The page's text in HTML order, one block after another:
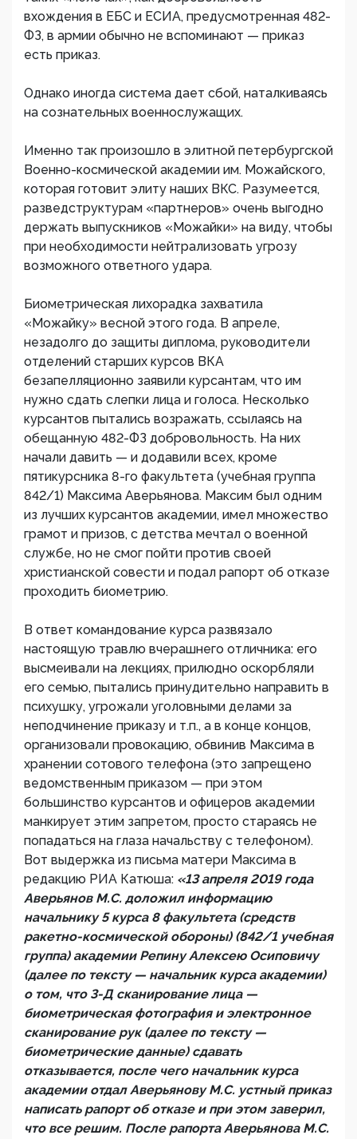
вхождения в ЕБС и ЕСИА, предусмотренная 482-
ФЗ, в армии обычно не вспоминают — приказ
есть приказ.
Однако иногда система дает сбой, наталкиваясь
на сознательных военнослужащих.
Именно так произошло в элитной петербургской
Военно-космической академии им. Можайского,
которая готовит элиту наших ВКС. Разумеется,
разведструктурам «партнеров» очень выгодно
держать выпускников «Можайки» на виду, чтобы
при необходимости нейтрализовать угрозу
возможного ответного удара.
Биометрическая лихорадка захватила
«Можайку» весной этого года. В апреле,
незадолго до защиты диплома, руководители
отделений старших курсов ВКА
безапелляционно заявили курсантам, что им
нужно сдать слепки лица и голоса. Несколько
курсантов пытались возражать, ссылаясь на
обещанную 482-ФЗ добровольность. На них
начали давить — и додавили всех, кроме
пятикурсника 8-го факультета (учебная группа
842/1) Максима Аверьянова. Максим был одним
из лучших курсантов академии, имел множество
грамот и призов, с детства мечтал о военной
службе, но не смог пойти против своей
христианской совести и подал рапорт об отказе
проходить биометрию.
В ответ командование курса развязало
настоящую травлю вчерашнего отличника: его
высмеивали на лекциях, прилюдно оскорбляли
его семью, пытались принудительно направить в
психушку, угрожали уголовными делами за
неподчинение приказу и т.п., а в конце концов,
организовали провокацию, обвинив Максима в
хранении сотового телефона (это запрещено
ведомственным приказом — при этом
большинство курсантов и офицеров академии
манкирует этим запретом, просто стараясь не
попадаться на глаза начальству с телефоном).
Вот выдержка из письма матери Максима в
редакцию РИА Катюша: «13 апреля 2019 года
Аверьянов М.С. доложил информацию
начальнику 5 курса 8 факультета (средств
ракетно-космической обороны) (842/1 учебная
группа) академии Репину Алексею Осиповичу
(далее по тексту — начальник курса академии)
о том, что 3-Д сканирование лица —
биометрическая фотография и электронное
сканирование рук (далее по тексту —
биометрические данные) сдавать
отказывается, после чего начальник курса
академии отдал Аверьянову М.С. устный приказ
написать рапорт об отказе и при этом заверил,
что все решим. После рапорта Аверьянова М.С.